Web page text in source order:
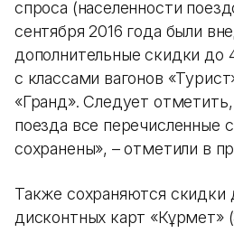
спроса (населенности
сентября 2016 года были
дополнительные скидки до
с классами вагонов
«Гранд». Следует
поезда все перечисленные
сохранены», – отметили в
Также сохраняются скидки
дисконтных карт «Кұрмет»